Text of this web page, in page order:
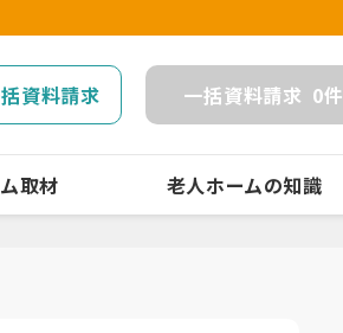
資料請求 一括資料請求 0件
取材 老人ホームの知識